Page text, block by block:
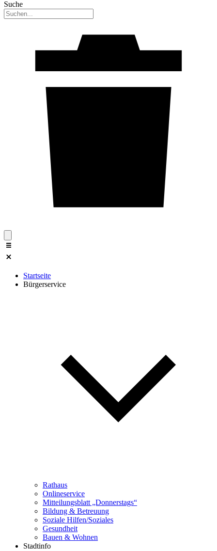
Suche
Startseite
Bürgerservice
Rathaus
Onlineservice
Mitteilungsblatt „Donnerstags“
Bildung & Betreuung
Soziale Hilfen/Soziales
Gesundheit
Bauen & Wohnen
Stadtinfo